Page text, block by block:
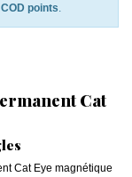
points.
Cat
Cat Eye magnétique